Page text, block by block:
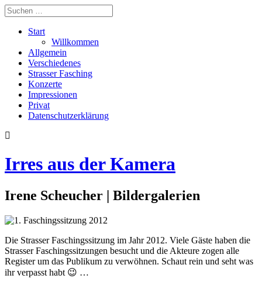
Start
Willkommen
Allgemein
Verschiedenes
Strasser Fasching
Konzerte
Impressionen
Privat
Datenschutzerklärung
Irres aus der Kamera
Irene Scheucher | Bildergalerien
Die Strasser Faschingssitzung im Jahr 2012. Viele Gäste haben die
Strasser Faschingssitzungen besucht und die Akteure zogen alle
Register um das Publikum zu verwöhnen. Schaut rein und seht was
ihr verpasst habt 😉 …